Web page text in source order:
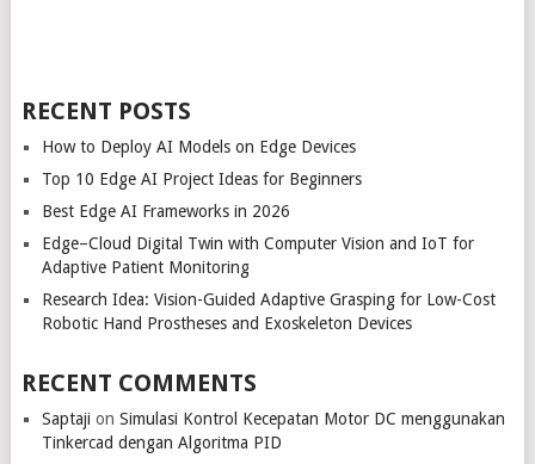
RECENT POSTS
How to Deploy AI Models on Edge Devices
Top 10 Edge AI Project Ideas for Beginners
Best Edge AI Frameworks in 2026
Edge–Cloud Digital Twin with Computer Vision and IoT for
Adaptive Patient Monitoring
Research Idea: Vision-Guided Adaptive Grasping for Low-Cost
Robotic Hand Prostheses and Exoskeleton Devices
RECENT COMMENTS
Saptaji on Simulasi Kontrol Kecepatan Motor DC menggunakan
Tinkercad dengan Algoritma PID